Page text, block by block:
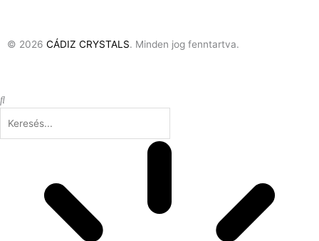
© 2026 CÁDIZ CRYSTALS. Minden jog fenntartva.
Keresés